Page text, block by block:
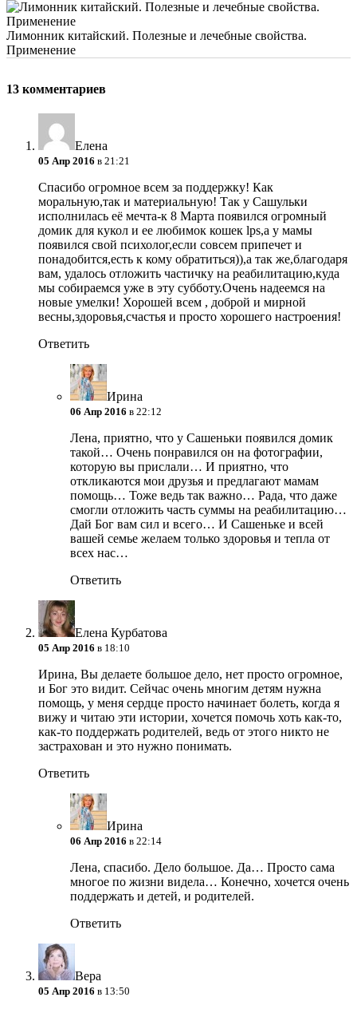
Лимонник китайский. Полезные и лечебные свойства.
Применение
13 комментариев
Елена
05 Апр 2016 в 21:21
Спасибо огромное всем за поддержку! Как
моральную,так и материальную! Так у Сашульки
исполнилась её мечта-к 8 Марта появился огромный
домик для кукол и ее любимок кошек lps,а у мамы
появился свой психолог,если совсем припечет и
понадобится,есть к кому обратиться)),а так же,благодаря
вам, удалось отложить частичку на реабилитацию,куда
мы собираемся уже в эту субботу.Очень надеемся на
новые умелки! Хорошей всем , доброй и мирной
весны,здоровья,счастья и просто хорошего настроения!
Ответить
Ирина
06 Апр 2016 в 22:12
Лена, приятно, что у Сашеньки появился домик
такой… Очень понравился он на фотографии,
которую вы прислали… И приятно, что
откликаются мои друзья и предлагают мамам
помощь… Тоже ведь так важно… Рада, что даже
смогли отложить часть суммы на реабилитацию…
Дай Бог вам сил и всего… И Сашеньке и всей
вашей семье желаем только здоровья и тепла от
всех нас…
Ответить
Елена Курбатова
05 Апр 2016 в 18:10
Ирина, Вы делаете большое дело, нет просто огромное,
и Бог это видит. Сейчас очень многим детям нужна
помощь, у меня сердце просто начинает болеть, когда я
вижу и читаю эти истории, хочется помочь хоть как-то,
как-то поддержать родителей, ведь от этого никто не
застрахован и это нужно понимать.
Ответить
Ирина
06 Апр 2016 в 22:14
Лена, спасибо. Дело большое. Да… Просто сама
многое по жизни видела… Конечно, хочется очень
поддержать и детей, и родителей.
Ответить
Вера
05 Апр 2016 в 13:50